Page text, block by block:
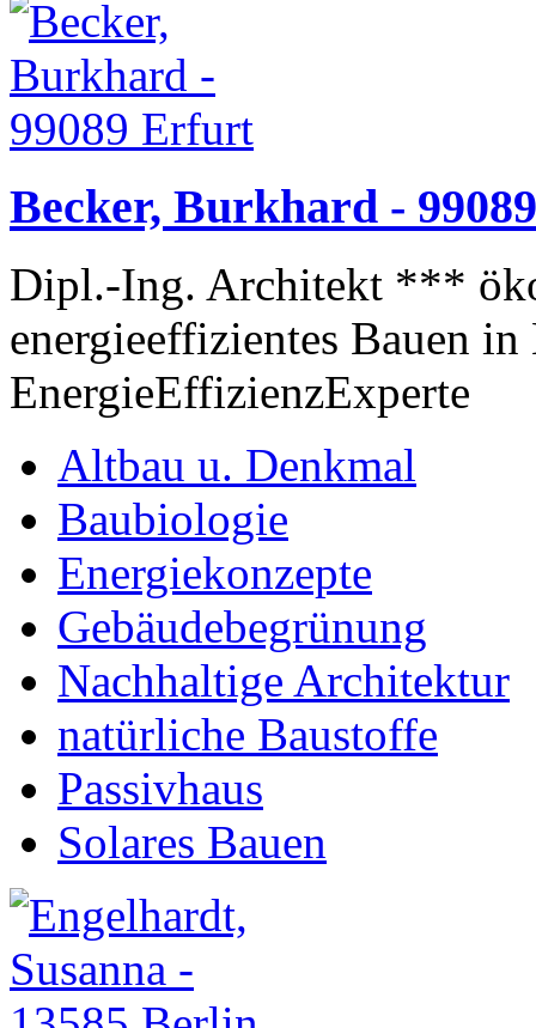
Becker, Burkhard -
Dipl.-Ing. Architekt ***
energieeffizientes Bauen
EnergieEffizienzExperte
Altbau u. Denkmal
Baubiologie
Energiekonzepte
Gebäudebegrünung
Nachhaltige Architektur
natürliche Baustoffe
Passivhaus
Solares Bauen